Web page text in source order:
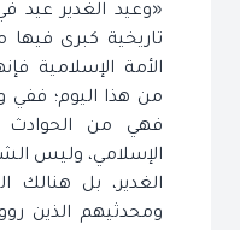
«وعيد الغدير عيد
تاريخية كبرى
الأمة الإسلامية
من هذا اليوم؛ ففي
فهي من الحوادث
الإسلامي، وليس
الغدير، بل هنالك
ومحدثيهم الذين